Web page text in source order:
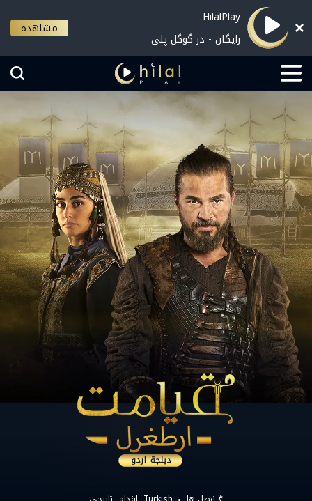
HilalPlay
رایگان - در گوگل پلی
مشاهده